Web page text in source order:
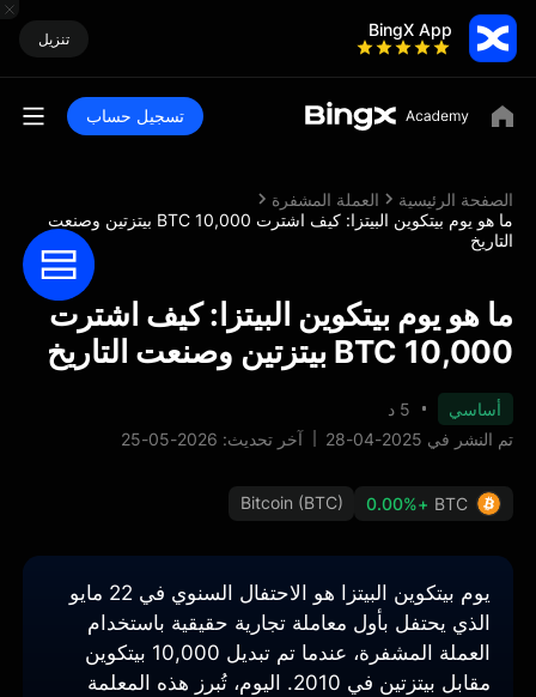
BingX App تنزيل
تسجيل حساب
الصفحة الرئيسية
العملة المشفرة
ما هو يوم بيتكوين البيتزا: كيف اشترت 10,000 BTC بيتزتين وصنعت
التاريخ
ما هو يوم بيتكوين البيتزا: كيف اشترت
10,000 BTC بيتزتين وصنعت التاريخ
أساسي
5 د
تم النشر في 2025-04-28
آخر تحديث: 2026-05-25
BTC
+0.00%
Bitcoin (BTC)
يوم بيتكوين البيتزا هو الاحتفال السنوي في 22 مايو
الذي يحتفل بأول معاملة تجارية حقيقية باستخدام
العملة المشفرة، عندما تم تبديل 10,000 بيتكوين
مقابل بيتزتين في 2010. اليوم، تُبرز هذه المعلمة